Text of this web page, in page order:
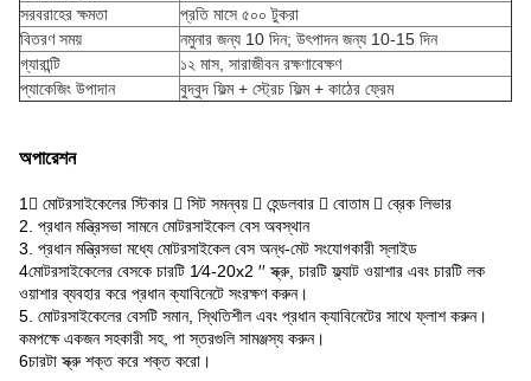
সরবরাহের ক্ষমতা
প্রতি মাসে ৫০০ টুকরা
বিতরণ সময়
নমুনার জন্য 10 দিন; উৎপাদন জন্য 10-15 দিন
গ্যারান্টি
১২ মাস, সারাজীবন রক্ষণাবেক্ষণ
প্যাকেজিং উপাদান
বুদ্বুদ ফিল্ম + স্ট্রেচ ফিল্ম + কাঠের ফ্রেম
অপারেশন
1 মোটরসাইকেলের স্টিকার  সিট সমন্বয়  হেন্ডলবার  বোতাম  ব্রেক লিভার
2. প্রধান মন্ত্রিসভা সামনে মোটরসাইকেল বেস অবস্থান
3. প্রধান মন্ত্রিসভা মধ্যে মোটরসাইকেল বেস অন্ধ-মেট সংযোগকারী স্লাইড
4মোটরসাইকেলের বেসকে চারটি 1⁄4-20x2 ′′ স্ক্রু, চারটি ফ্ল্যাট ওয়াশার এবং চারটি লক
ওয়াশার ব্যবহার করে প্রধান ক্যাবিনেটে সংরক্ষণ করুন।
5. মোটরসাইকেলের বেসটি সমান, স্থিতিশীল এবং প্রধান ক্যাবিনেটের সাথে ফ্লাশ করুন।
কমপক্ষে একজন সহকারী সহ, পা স্তরগুলি সামঞ্জস্য করুন।
6চারটা স্ক্রু শক্ত করে শক্ত করো।